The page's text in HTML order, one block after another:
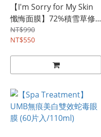
【I'm Sorry for My Skin
懺悔面膜】72%積雪草修...
NT$990
NT$550